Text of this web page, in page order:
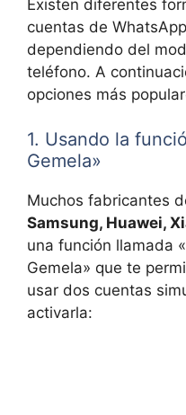
Existen diferentes
cuentas de
dependiendo del
teléfono. A
opciones⁣ más
1. Usando la
‍Gemela»
Muchos fabricantes
Samsung, Huawei,
una función llamada
‌Gemela» que te
‌usar dos cuentas
activarla: